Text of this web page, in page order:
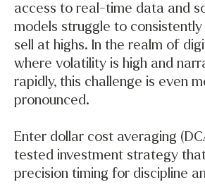
access to real-time data and
models struggle to consistently
sell at highs. In the realm of
where volatility is high and
rapidly, this challenge is even
pronounced.
Enter dollar cost averaging
tested investment strategy
precision timing for discipline